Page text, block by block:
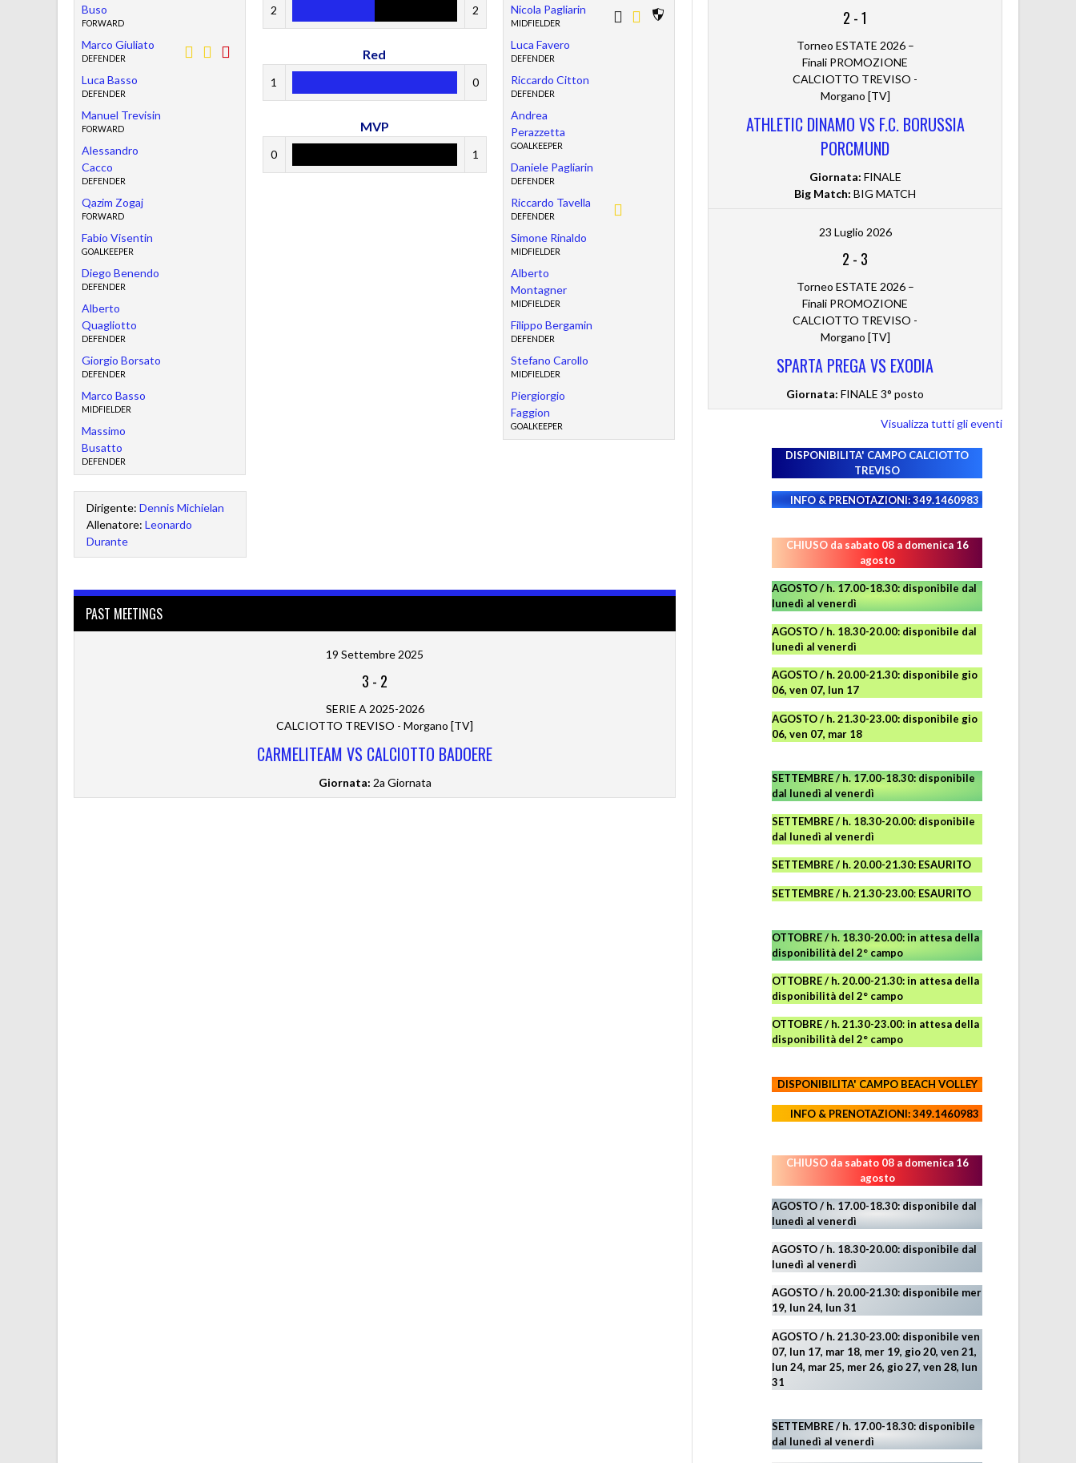
Buso
FORWARD
Marco Giuliato
DEFENDER
Luca Basso
DEFENDER
Manuel Trevisin
FORWARD
Alessandro
Cacco
DEFENDER
Qazim Zogaj
FORWARD
Fabio Visentin
GOALKEEPER
Diego Benendo
DEFENDER
Alberto
Quagliotto
DEFENDER
Giorgio Borsato
DEFENDER
Marco Basso
MIDFIELDER
Massimo
Busatto
DEFENDER
Dirigente: Dennis Michielan
Allenatore: Leonardo
Durante
Nicola Pagliarin
MIDFIELDER
Luca Favero
DEFENDER
Riccardo Citton
DEFENDER
Andrea
Perazzetta
GOALKEEPER
Daniele Pagliarin
DEFENDER
Riccardo Tavella
DEFENDER
Simone Rinaldo
MIDFIELDER
Alberto
Montagner
MIDFIELDER
Filippo Bergamin
DEFENDER
Stefano Carollo
MIDFIELDER
Piergiorgio
Faggion
GOALKEEPER
2 2
Red
1 0
MVP
0 1
PAST MEETINGS
19 Settembre 2025
3 - 2
SERIE A 2025-2026
CALCIOTTO TREVISO - Morgano [TV]
CARMELITEAM VS CALCIOTTO BADOERE
Giornata: 2a Giornata
2 -1
Torneo ESTATE 2026 –
Finali PROMOZIONE
CALCIOTTO TREVISO -
Morgano [TV]
ATHLETIC DINAMO VS F.C. BORUSSIA
PORCMUND
Giornata: FINALE
Big Match: BIG MATCH
23 Luglio 2026
2 - 3
Torneo ESTATE 2026 –
Finali PROMOZIONE
CALCIOTTO TREVISO -
Morgano [TV]
SPARTA PREGA VS EXODIA
Giornata: FINALE 3° posto
Visualizza tutti gli eventi
DISPONIBILITA' CAMPO CALCIOTTO
TREVISO
INFO & PRENOTAZIONI: 349.1460983
CHIUSO da sabato 08 a domenica 16
agosto
AGOSTO / h. 17.00-18.30: disponibile dal
lunedì al venerdì
AGOSTO/ h. 18.30-20.00: disponibile dal
lunedì al venerdì
AGOSTO / h. 20.00-21.30: disponibile gio
06, ven 07, lun 17
AGOSTO/ h. 21.30-23.00: disponibile gio
06, ven 07, mar 18
SETTEMBRE / h. 17.00-18.30: disponibile
dal lunedì al venerdì
SETTEMBRE / h. 18.30-20.00: disponibile
dal lunedì al venerdì
SETTEMBRE / h. 20.00-21.30: ESAURITO
SETTEMBRE / h. 21.30-23.00: ESAURITO
OTTOBRE / h. 18.30-20.00:in attesa della
disponibilità del 2° campo
OTTOBRE / h. 20.00-21.30:in attesa della
disponibilità del 2° campo
OTTOBRE / h. 21.30-23.00:in attesa della
disponibilità del 2° campo
DISPONIBILITA' CAMPOBEACH VOLLEY
INFO & PRENOTAZIONI: 349.1460983
CHIUSO da sabato 08 a domenica 16
agosto
AGOSTO / h. 17.00-18.30: disponibile dal
lunedì al venerdì
AGOSTO/ h. 18.30-20.00: disponibile dal
lunedì al venerdì
AGOSTO / h. 20.00-21.30: disponibile mer
19, lun 24, lun 31
AGOSTO/ h. 21.30-23.00: disponibile ven
07, lun 17, mar 18, mer 19, gio 20, ven 21,
lun 24, mar 25, mer 26, gio 27, ven 28, lun
31
SETTEMBRE / h. 17.00-18.30: disponibile
dal lunedì al venerdì